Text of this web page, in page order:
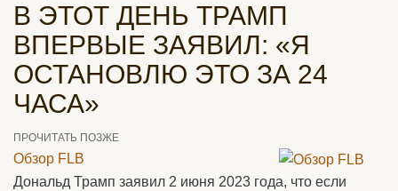
В ЭТОТ ДЕНЬ ТРАМП
ВПЕРВЫЕ ЗАЯВИЛ: «Я
ОСТАНОВЛЮ ЭТО ЗА 24
ЧАСА»
ПРОЧИТАТЬ ПОЗЖЕ
Обзор FLB
Дональд Трамп заявил 2 июня 2023 года, что если